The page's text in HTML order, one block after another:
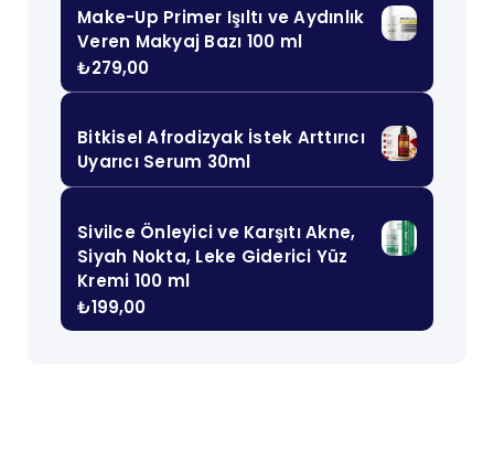
Make-Up Primer Işıltı ve Aydınlık
Veren Makyaj Bazı 100 ml
₺279,00
Bitkisel Afrodizyak İstek Arttırıcı
Uyarıcı Serum 30ml
Sivilce Önleyici ve Karşıtı Akne,
Siyah Nokta, Leke Giderici Yüz
Kremi 100 ml
₺199,00